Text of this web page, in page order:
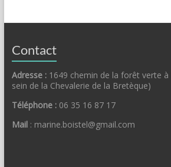
Contact
Adresse : 1649 chemin de la forêt verte à
sein de la Chevalerie de la Bretèque)
Téléphone : 06 35 16 87 17
Mail: marine.boistel@gmail.com